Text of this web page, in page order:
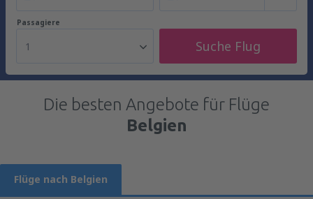
Passagiere
1 Suche Flug
Die besten Angebote für Flüge
Belgien
Flüge nach Belgien